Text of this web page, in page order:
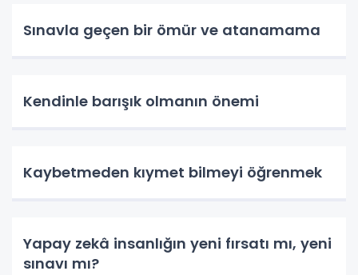
Sınavla geçen bir ömür ve atanamama
Kendinle barışık olmanın önemi
Kaybetmeden kıymet bilmeyi öğrenmek
Yapay zekâ insanlığın yeni fırsatı mı, yeni
sınavı mı?